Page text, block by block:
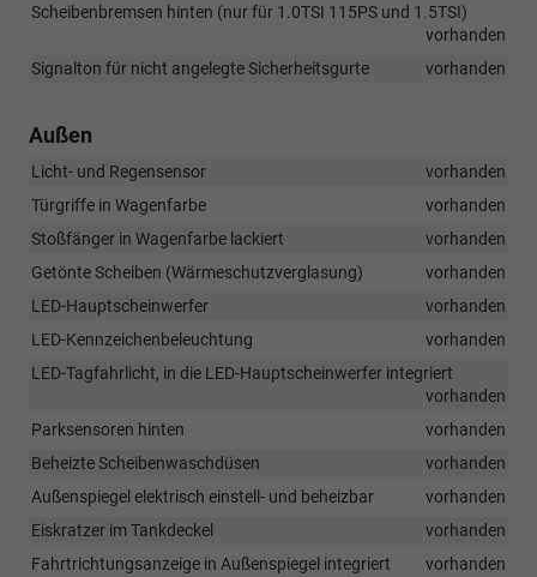
Scheibenbremsen hinten (nur für 1.0TSI 115PS und 1.5TSI)
vorhanden
Signalton für nicht angelegte Sicherheitsgurte
vorhanden
Außen
Licht- und Regensensor
vorhanden
Türgriffe in Wagenfarbe
vorhanden
Stoßfänger in Wagenfarbe lackiert
vorhanden
Getönte Scheiben (Wärmeschutzverglasung)
vorhanden
LED-Hauptscheinwerfer
vorhanden
LED-Kennzeichenbeleuchtung
vorhanden
LED-Tagfahrlicht, in die LED-Hauptscheinwerfer integriert
vorhanden
Parksensoren hinten
vorhanden
Beheizte Scheibenwaschdüsen
vorhanden
Außenspiegel elektrisch einstell- und beheizbar
vorhanden
Eiskratzer im Tankdeckel
vorhanden
Fahrtrichtungsanzeige in Außenspiegel integriert
vorhanden